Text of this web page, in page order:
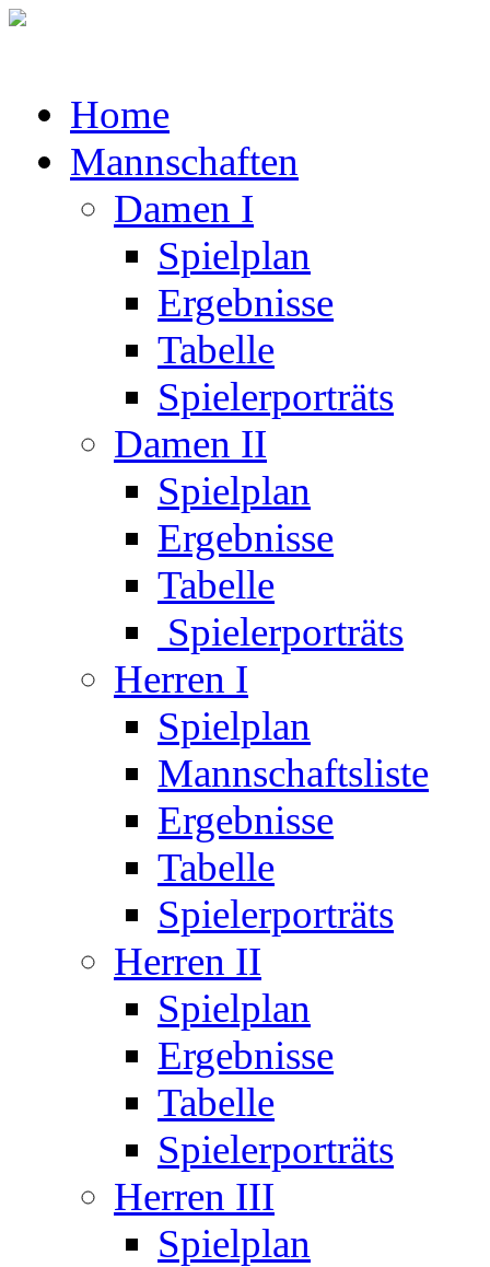
Home
Mannschaften
Damen I
Spielplan
Ergebnisse
Tabelle
Spielerporträts
Damen II
Spielplan
Ergebnisse
Tabelle
Spielerporträts
Herren I
Spielplan
Mannschaftsliste
Ergebnisse
Tabelle
Spielerporträts
Herren II
Spielplan
Ergebnisse
Tabelle
Spielerporträts
Herren III
Spielplan